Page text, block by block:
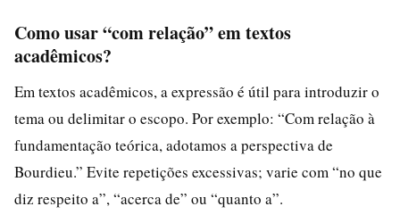
Como usar “com relação” em textos
acadêmicos?
Em textos acadêmicos, a expressão é útil para introduzir o
tema ou delimitar o escopo. Por exemplo: “Com relação à
fundamentação teórica, adotamos a perspectiva de
Bourdieu.” Evite repetições excessivas; varie com “no que
diz respeito a”, “acerca de” ou “quanto a”.